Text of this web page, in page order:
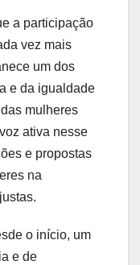
a participação
vez mais
um dos
e da igualdade
mulheres
ativa nesse
e propostas
na
o início, um
e de